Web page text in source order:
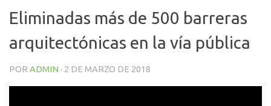
Eliminadas más de 500 barreras
arquitectónicas en la vía pública
POR ADMIN · 2 DE MARZO DE 2018